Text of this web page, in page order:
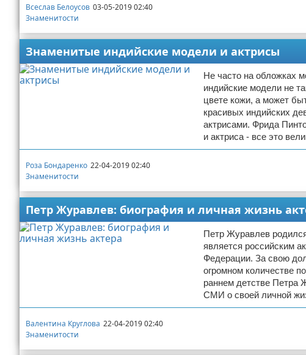
Всеслав Белоусов 03-05-2019 02:40
Знаменитости
Знаменитые индийские модели и актрисы
Не часто на обложках
индийские модели не
цвете кожи, а может
красивых индийских
актрисами. Фрида
и актриса - все это
Роза Бондаренко 22-04-2019 02:40
Знаменитости
Петр Журавлев: биография и личная жизнь
Петр Журавлев
является российским
Федерации. За свою
огромном количестве
раннем детстве Петра
СМИ о своей личной
Валентина Круглова 22-04-2019 02:40
Знаменитости